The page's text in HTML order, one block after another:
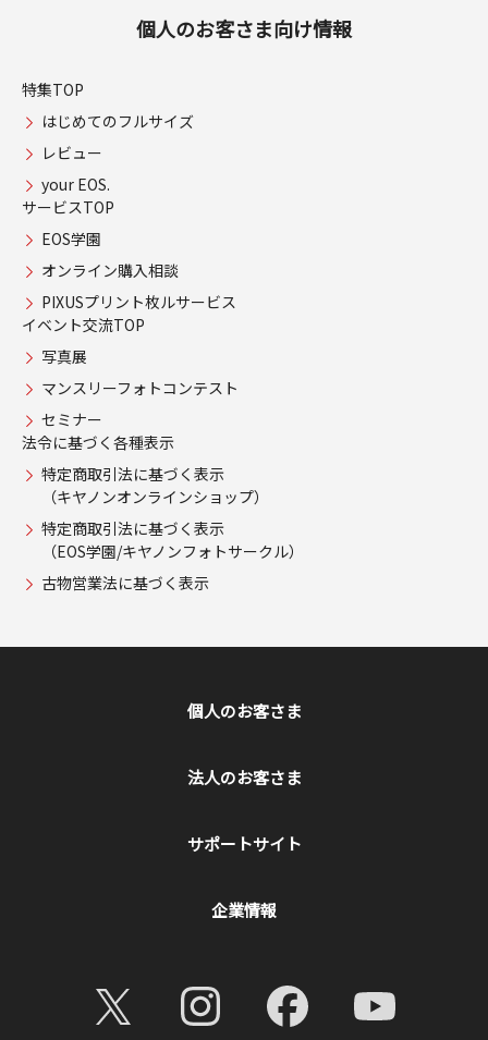
個人のお客さま向け情報
特集TOP
はじめてのフルサイズ
レビュー
your EOS.
サービスTOP
EOS学園
オンライン購入相談
PIXUSプリント枚ルサービス
イベント交流TOP
写真展
マンスリーフォトコンテスト
セミナー
法令に基づく各種表示
特定商取引法に基づく表示
（キヤノンオンラインショップ）
特定商取引法に基づく表示
（EOS学園/キヤノンフォトサークル）
古物営業法に基づく表示
個人のお客さま
法人のお客さま
サポートサイト
企業情報